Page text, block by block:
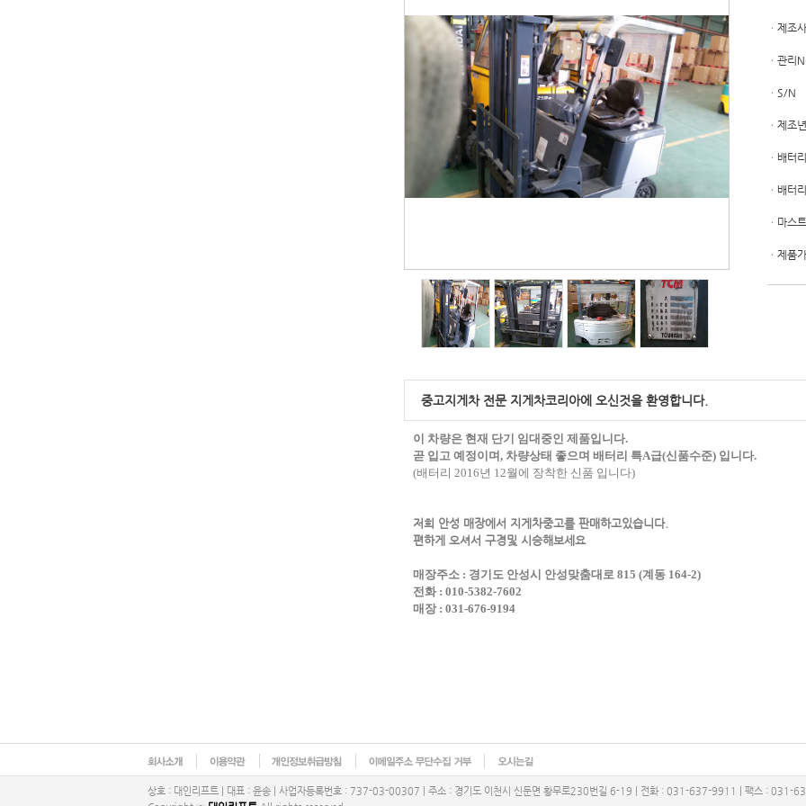
ㆍ제조사
ㆍ관리
ㆍS/N
ㆍ제조년
ㆍ배터리
ㆍ배터
ㆍ마스트
ㆍ제품
중고지게차 전문 지게차코리아에 오신것을 환영합니다.
이 차량은 현재 단기 임대중인 제품입니다.
곧 입고 예정이며, 차량상태 좋으며 배터리 특A급(신품수준) 입니다.
(배터리 2016년 12월에 장착한 신품 입니다)
저희 안성 매장에서 지게차중고를 판매하고있습니다.
편하게 오셔서 구경및 시승해보세요
매장주소 : 경기도 안성시 안성맞춤대로 815 (계동 164-2)
전화 : 010-5382-7602
매장 : 031-676-9194
상호 : 대인리프트 | 대표 : 윤송 | 사업자등록번호 : 737-03-00307 | 주소 : 경기도 이천시 신둔면 황무로230번길 6-19 | 전화 : 031-637-9911 | 팩스 : 031-